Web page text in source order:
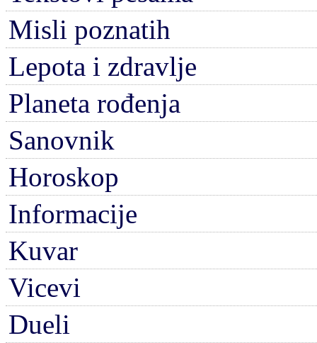
Misli poznatih
Lepota i zdravlje
Planeta rođenja
Sanovnik
Horoskop
Informacije
Kuvar
Vicevi
Dueli